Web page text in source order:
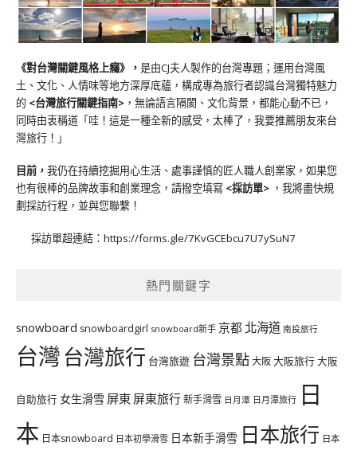
《對台灣關鍵風格上癮》 ， 是由CJ夫人製作的台灣專題；運用台灣風
土、文化、人情味等地方深厚底蘊，構成專為旅行者認識台灣獨特魅力
的 <台灣旅行關鍵指南> ，無論語言隔閡、文化背景，都能心動不已，
同時由衷稱道「哇！這是一種全新的感受，太棒了，我要推薦朋友來台
灣旅行！」
目前， 我仍在持續挖掘用心生活、處事謹慎的匠人職人創業家，如果您
也有很棒的品牌故事和創業理念，請撥空填寫 <採訪單> ，我將盡快規
劃採訪行程，並與您聯繫！
採訪單超連結： https://forms.gle/7KvGCEbcu7U7ySuN7
熱門關鍵字
snowboard snowboardgirl snowboard新手 京都 北海道 南投旅行
台灣台灣旅行 台灣旅遊 台灣景點大阪大阪旅行大阪
自助旅行 女生滑雪 屏東 屏東旅行新手滑雪 日月潭 日月潭旅行 日
本 日本snowboard 日本初學滑雪 日本新手滑雪 日本旅行 日本